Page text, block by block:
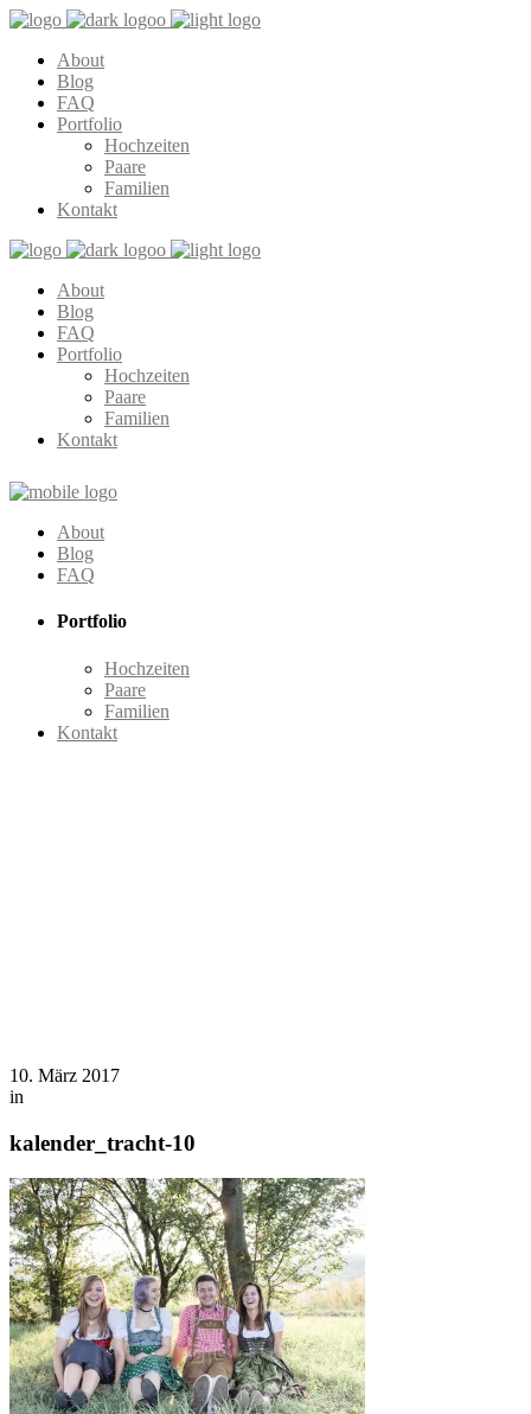
About
Blog
FAQ
Portfolio
Hochzeiten
Paare
Familien
Kontakt
About
Blog
FAQ
Portfolio
Hochzeiten
Paare
Familien
Kontakt
About
Blog
FAQ
Portfolio
Hochzeiten
Paare
Familien
Kontakt
10. März 2017
in
kalender_tracht-10